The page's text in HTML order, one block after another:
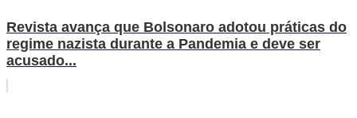
Revista avança que Bolsonaro adotou práticas do
regime nazista durante a Pandemia e deve ser
acusado...